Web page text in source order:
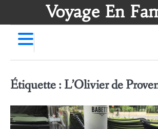
Voyage En
Étiquette : L’Olivier de